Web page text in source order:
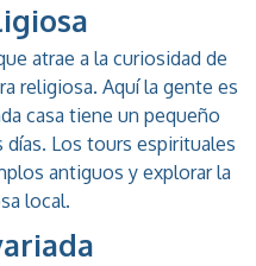
atrae a la curiosidad de
religiosa. Aquí la gente es
casa tiene un pequeño
Los tours espirituales
antiguos y explorar la
local.